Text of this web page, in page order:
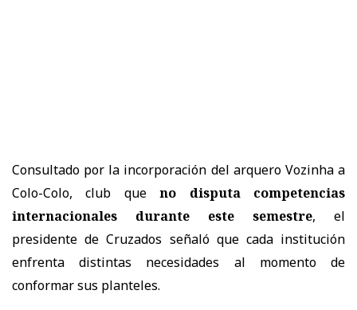
Consultado por la incorporación del arquero Vozinha a
Colo-Colo, club queno disputa competencias
internacionales durante este semestre, el
presidente de Cruzados señaló que cada institución
enfrenta distintas necesidades al momento de
conformar sus planteles.